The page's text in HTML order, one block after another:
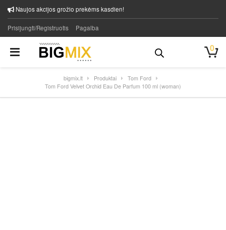
Naujos akcijos grožio prekėms kasdien!
Prisijungti/Registruotis Pagalba
0
bigmix.lt Produktai
Tom Ford
Tom Ford Velvet Orchid Eau De Parfum 100 ml (woman)